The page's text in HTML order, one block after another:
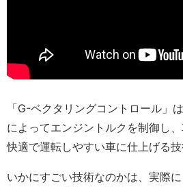
「G-ベクタリングコントロール」
によってエンジントルクを制御し
快適で運転しやすい車に仕上げる技
いかにすごい技術なのかは、実際